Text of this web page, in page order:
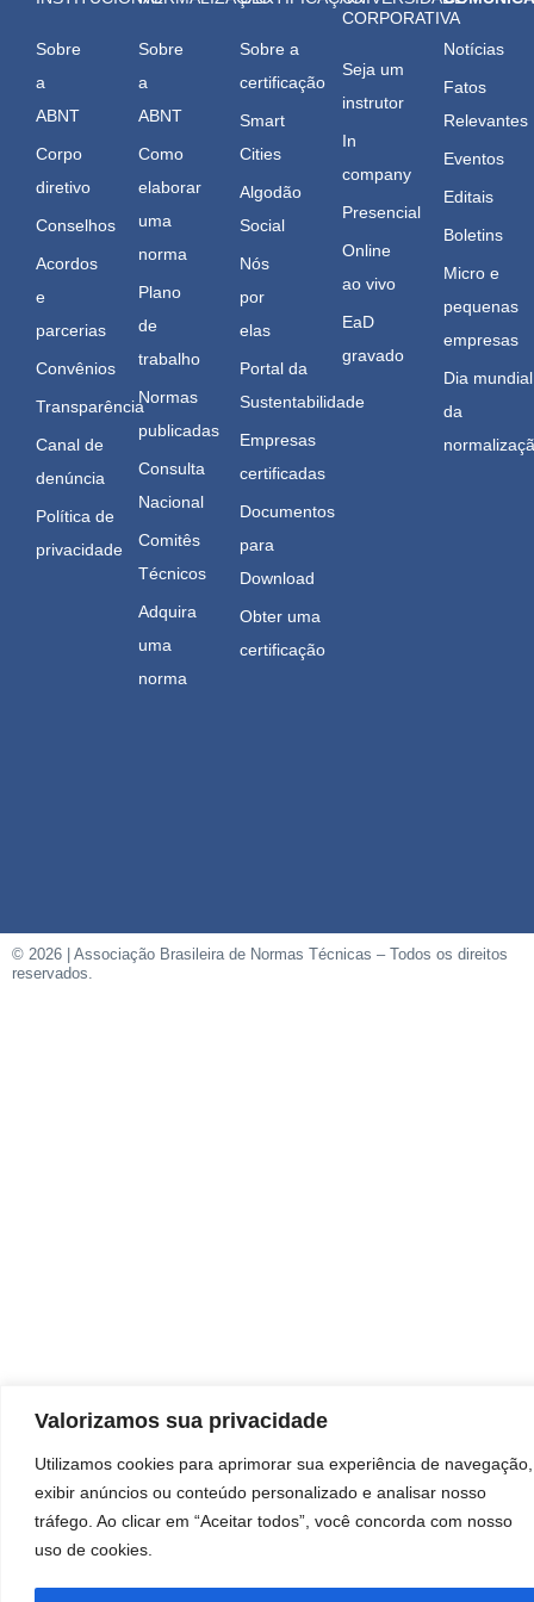
Valorizamos sua privacidade
Utilizamos cookies para aprimorar sua experiência de navegação,
exibir anúncios ou conteúdo personalizado e analisar nosso
tráfego. Ao clicar em “Aceitar todos”, você concorda com nosso
uso de cookies.
Sobre
a
ABNT
Corpo
diretivo
Conselhos
Acordos
e
parcerias
Convênios
Transparência
Canal de
denúncia
Política de
privacidade
Sobre
a
ABNT
Como
elaborar
uma
norma
Plano
de
trabalho
Normas
publicadas
Consulta
Nacional
Comitês
Técnicos
Adquira
uma
norma
Sobre a
certificação
Smart
Cities
Algodão
Social
Nós
por
elas
Portal da
Sustentabilidade
Empresas
certificadas
Documentos
para
Download
Obter uma
certificação
CORPORATIVA
Seja um
instrutor
In
company
Presencial
Online
ao vivo
EaD
gravado
Notícias
Fatos
Relevantes
Eventos
Editais
Boletins
Micro e
pequenas
empresas
Dia mundial
da
© 2026 | Associação Brasileira de Normas Técnicas – Todos os direitos
reservados.